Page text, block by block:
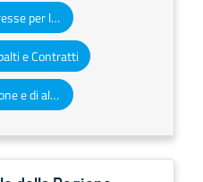
Altri atti di particolare interesse per la Regione Puglia
e Contratti
Altri atti e avvisi della Regione e di altri enti pubblici che interessano la collettività regionale